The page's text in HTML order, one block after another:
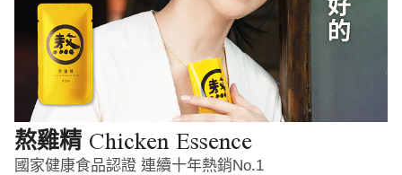
熬雞精 Chicken Essence
國家健康食品認證 連續十年熱銷No.1